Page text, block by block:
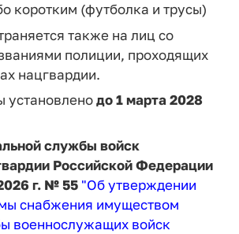
коротким (футболка и трусы)
также на лиц со
полиции, проходящих
нацгвардии.
установленодо 1 марта 2028
службы войск
Российской Федерации
г. № 55 "Об утверждении
снабжения имуществом
военнослужащих войск